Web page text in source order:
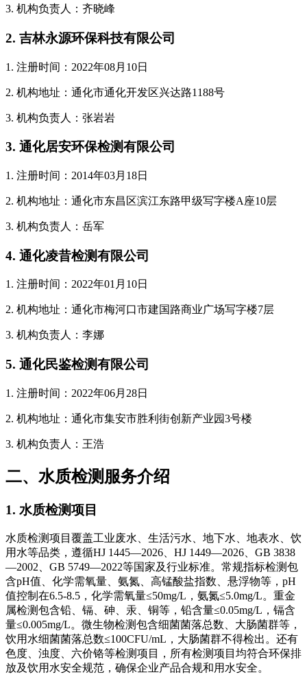
3. 机构负责人：齐晓峰
2. 吉林永源环保科技有限公司
1. 注册时间：2022年08月10日
2. 机构地址：通化市通化开发区兴达路1188号
3. 机构负责人：张岩岩
3. 通化居安环保检测有限公司
1. 注册时间：2014年03月18日
2. 机构地址：通化市东昌区滨江东路甲级写字楼A座10层
3. 机构负责人：岳军
4. 通化凌昔检测有限公司
1. 注册时间：2022年01月10日
2. 机构地址：通化市梅河口市建国路商业广场写字楼7层
3. 机构负责人：李娜
5. 通化民鉴检测有限公司
1. 注册时间：2022年06月28日
2. 机构地址：通化市集安市胜利街创新产业园3号楼
3. 机构负责人：王浩
二、水质检测服务介绍
1. 水质检测项目
水质检测项目覆盖工业废水、生活污水、地下水、地表水、饮
用水等品类，遵循HJ 1445—2026、HJ 1449—2026、GB 3838
—2002、GB 5749—2022等国家及行业标准。常规指标检测包
含pH值、化学需氧量、氨氮、高锰酸盐指数、悬浮物等，pH
值控制在6.5-8.5，化学需氧量≤50mg/L，氨氮≤5.0mg/L。重金
属检测包含铅、镉、砷、汞、铜等，铅含量≤0.05mg/L，镉含
量≤0.005mg/L。微生物检测包含细菌菌落总数、大肠菌群等，
饮用水细菌菌落总数≤100CFU/mL，大肠菌群不得检出。还有
色度、浊度、六价铬等检测项目，所有检测项目均符合环保排
放及饮用水安全规范，确保企业产品合规和用水安全。